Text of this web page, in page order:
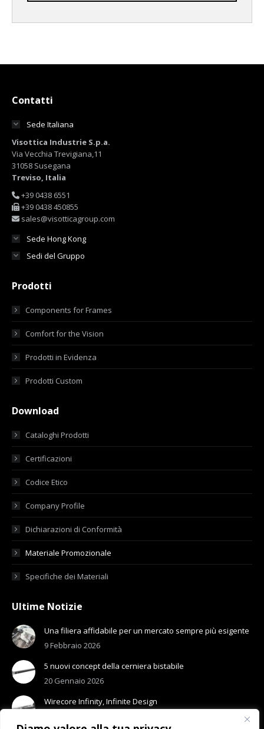
Contatti
Sede Italiana
Visottica Industrie S.p.a.
Via Vecchia Trevigiana,11
31058 Susegana
Treviso, Italia
+39 0438 6551
+39 0438 450855
sales@visotticagroup.com
Sede Hong Kong
Sedi del Gruppo
Prodotti
Components for Frames
Comfort for the Vision
Prodotti in Evidenza
Prodotti Custom
Download
Cataloghi Prodotti
Certificazioni
Codice Etico
Company Profile
Dichiarazioni di Conformità
Materiale Promozionale
Specifiche dei Materiali
Ultime Notizie
Una filiera affidabile per un mercato sempre più esigente
9 Febbraio 2026
5 nuovi concept della cerniera bistabile
20 Gennaio 2026
Wirecore Infinity, Infinite Design